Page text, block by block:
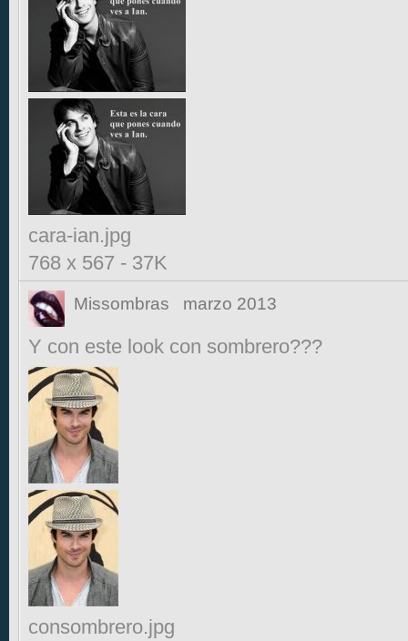
cara-ian.jpg
768 x 567 - 37K
Missombras marzo 2013
Y con este look con sombrero???
consombrero.jpg